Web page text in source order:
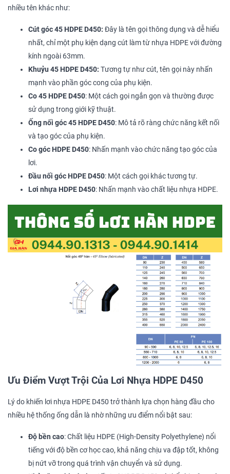
nhiều tên khác như:
Cút góc 45 HDPE D450: Đây là tên gọi thông dụng và dễ hiểu
nhất, chỉ một phụ kiện dạng cút làm từ nhựa HDPE với đường
kính ngoài 63mm.
Khuỷu 45 HDPE D450: Tương tự như cút, tên gọi này nhấn
mạnh vào phần góc cong của phụ kiện.
Co 45 HDPE D450: Một cách gọi ngắn gọn và thường được
sử dụng trong giới kỹ thuật.
Ống nối góc 45 HDPE D450: Mô tả rõ ràng chức năng kết nối
và tạo góc của phụ kiện.
Co góc HDPE D450: Nhấn mạnh vào chức năng tạo góc của
lơi.
Đầu nối góc HDPE D450: Một cách gọi khác tương tự.
Lơi nhựa HDPE D450: Nhấn mạnh vào chất liệu nhựa HDPE.
Ưu Điểm Vượt Trội Của Lơi Nhựa HDPE D450
Lý do khiến lơi nhựa HDPE D450 trở thành lựa chọn hàng đầu cho
nhiều hệ thống ống dẫn là nhờ những ưu điểm nổi bật sau:
Độ bền cao: Chất liệu HDPE (High-Density Polyethylene) nổi
tiếng với độ bền cơ học cao, khả năng chịu va đập tốt, không
bị nứt vỡ trong quá trình vận chuyển và sử dụng.